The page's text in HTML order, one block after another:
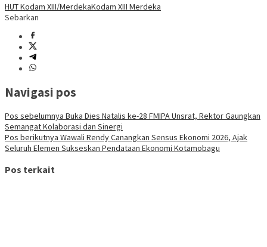
HUT Kodam XIII/MerdekaKodam XIII Merdeka
Sebarkan
Navigasi pos
Pos sebelumnya Buka Dies Natalis ke-28 FMIPA Unsrat, Rektor Gaungkan
Semangat Kolaborasi dan Sinergi
Pos berikutnya Wawali Rendy Canangkan Sensus Ekonomi 2026, Ajak
Seluruh Elemen Sukseskan Pendataan Ekonomi Kotamobagu
Pos terkait